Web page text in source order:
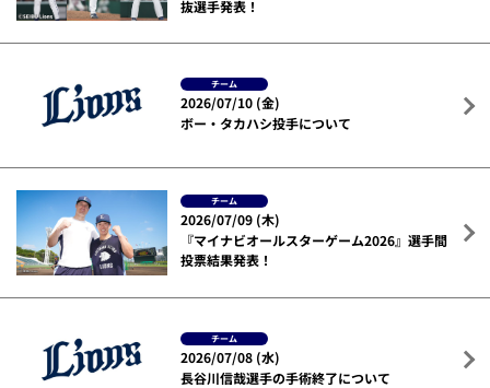
抜選手発表！
チーム
2026/07/10 (金)
ボー・タカハシ投手について
チーム
2026/07/09 (木)
『マイナビオールスターゲーム2026』選手間
投票結果発表！
チーム
2026/07/08 (水)
長谷川信哉選手の手術終了について